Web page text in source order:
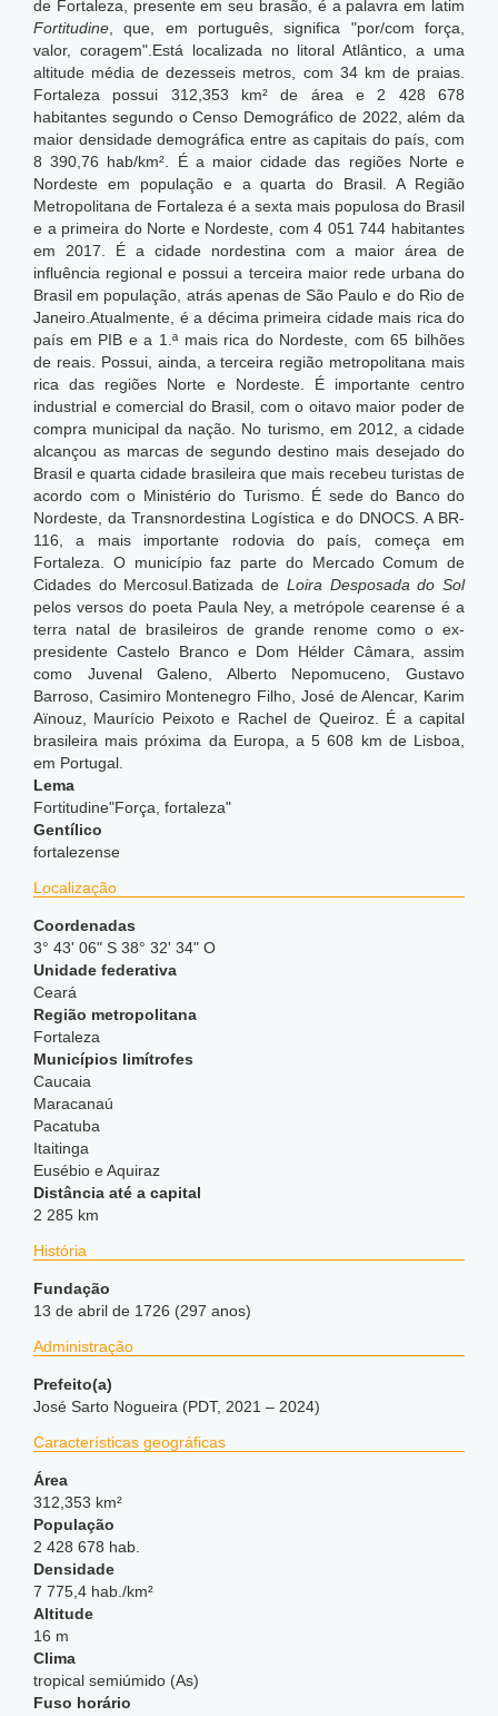
de Fortaleza, presente em seu brasão, é a palavra em latim
Fortitudine , que, em português, significa "por/com força,
valor, coragem".Está localizada no litoral Atlântico, a uma
altitude média de dezesseis metros, com 34 km de praias.
Fortaleza possui 312,353 km² de área e 2 428 678
habitantes segundo o Censo Demográfico de 2022, além da
maior densidade demográfica entre as capitais do país, com
8 390,76 hab/km².
É a maior cidade das regiões Norte e
Nordeste em população e a quarta do Brasil. A Região
Metropolitana de Fortaleza é a sexta mais populosa do Brasil
e a primeira do Norte e Nordeste, com 4 051 744 habitantes
em 2017. É a cidade nordestina com a maior área de
influência regional e possui a terceira maior rede urbana do
Brasil em população, atrás apenas de São Paulo e do Rio de
Janeiro.Atualmente, é a décima primeira cidade mais rica do
país em PIB e a 1.ª mais rica do Nordeste, com 65 bilhões
de reais.
Possui, ainda, a terceira região metropolitana mais
rica das regiões Norte e Nordeste. É importante centro
industrial e comercial do Brasil, com o oitavo maior poder de
compra municipal da nação. No turismo, em 2012, a cidade
alcançou as marcas de segundo destino mais desejado do
Brasil e quarta cidade brasileira que mais recebeu turistas de
acordo com o Ministério do Turismo. É sede do Banco do
Nordeste, da Transnordestina Logística e do DNOCS. A BR-
116, a mais importante rodovia do país, começa em
Fortaleza. O município faz parte do Mercado Comum de
Cidades do Mercosul.Batizada de Loira Desposada do Sol
pelos versos do poeta Paula Ney, a metrópole cearense é a
terra natal de brasileiros de grande renome como o ex-
presidente Castelo Branco e Dom Hélder Câmara, assim
como Juvenal Galeno, Alberto Nepomuceno, Gustavo
Barroso, Casimiro Montenegro Filho, José de Alencar, Karim
Aïnouz, Maurício Peixoto e Rachel de Queiroz. É a capital
brasileira mais próxima da Europa, a 5 608 km de Lisboa,
em Portugal.
Lema
Fortitudine"Força, fortaleza"
Gentílico
fortalezense
Localização
Coordenadas
3° 43' 06" S 38° 32' 34" O
Unidade federativa
Ceará
Região metropolitana
Fortaleza
Municípios limítrofes
Caucaia
Maracanaú
Pacatuba
Itaitinga
Eusébio e Aquiraz
Distância até a capital
2 285 km
História
Fundação
13 de abril de 1726 (297 anos)
Administração
Prefeito(a)
José Sarto Nogueira (PDT, 2021 – 2024)
Características geográficas
Área
312,353 km²
População
2 428 678 hab.
Densidade
7 775,4 hab./km²
Altitude
16 m
Clima
tropical semiúmido (As)
Fuso horário